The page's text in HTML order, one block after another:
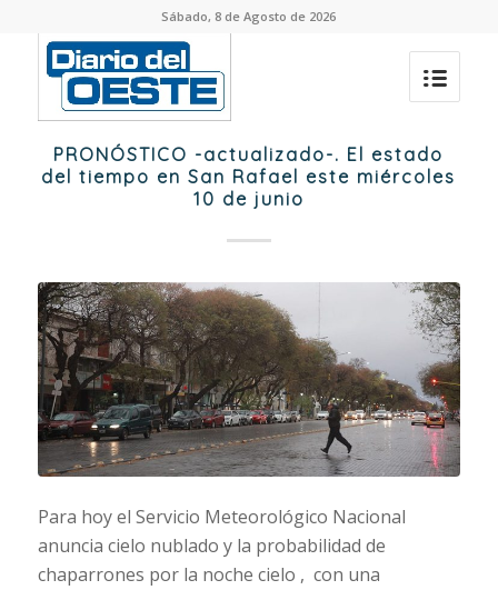
Sábado, 8 de Agosto de 2026
PRONÓSTICO -actualizado-. El estado
del tiempo en San Rafael este miércoles
10 de junio
Para hoy el Servicio Meteorológico Nacional
anuncia cielo nublado y la probabilidad de
chaparrones por la noche cielo , con una